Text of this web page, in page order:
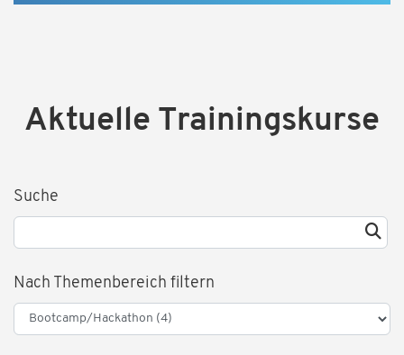
Aktuelle Trainingskurse
Suche
Nach Themenbereich filtern